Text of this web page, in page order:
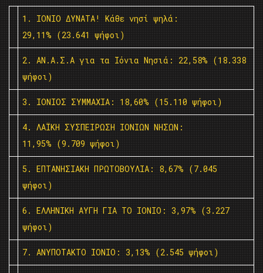
1. ΙΟΝΙΟ ΔΥΝΑΤΑ! Κάθε νησί ψηλά:
29,11% (23.641 ψήφοι)
2. ΑΝ.Α.Σ.Α για τα Ιόνια Νησιά: 22,58% (18.338
ψήφοι)
3. ΙΟΝΙΟΣ ΣΥΜΜΑΧΙΑ: 18,60% (15.110 ψήφοι)
4. ΛΑΪΚΗ ΣΥΣΠΕΙΡΩΣΗ ΙΟΝΙΩΝ ΝΗΣΩΝ:
11,95% (9.709 ψήφοι)
5. ΕΠΤΑΝΗΣΙΑΚΗ ΠΡΩΤΟΒΟΥΛΙΑ: 8,67% (7.045
ψήφοι)
6. ΕΛΛΗΝΙΚΗ ΑΥΓΗ ΓΙΑ ΤΟ ΙΟΝΙΟ: 3,97% (3.227
ψήφοι)
7. ΑΝΥΠΟΤΑΚΤΟ ΙΟΝΙΟ: 3,13% (2.545 ψήφοι)